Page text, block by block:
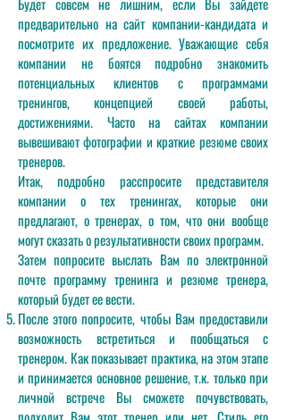
предварительно на сайт компании-кандидата и
посмотрите их предложение. Уважающие себя
компании не боятся подробно знакомить
потенциальных клиентов с программами
тренингов, концепцией своей работы,
достижениями. Часто на сайтах компании
вывешивают фотографии и краткие резюме своих
тренеров.
Итак, подробно расспросите представителя
компании о тех тренингах, которые они
предлагают, о тренерах, о том, что они вообще
могут сказать о результативности своих программ.
Затем попросите выслать Вам по электронной
почте программу тренинга и резюме тренера,
который будет ее вести.
После этого попросите, чтобы Вам предоставили
возможность встретиться и пообщаться с
тренером. Как показывает практика, на этом этапе
и принимается основное решение, т.к. только при
личной встрече Вы сможете почувствовать,